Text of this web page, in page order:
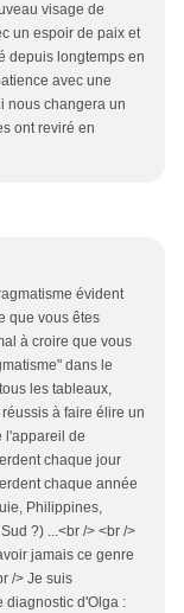
visage de
un espoir de paix et
depuis longtemps en
avec une
nous changera un
ont reviré en
évident
que vous êtes
à croire que vous
dans le
les tableaux,
à faire élire un
l'appareil de
chaque jour
chaque année
Philippines,
?) ...<br /> <br />
jamais ce genre
/> Je suis
diagnostic d'Olga :